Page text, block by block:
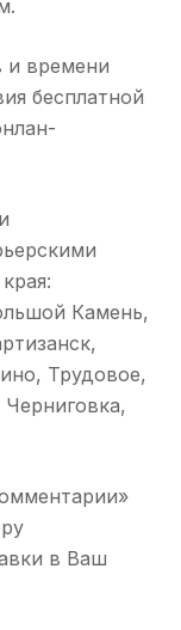
и времени
бесплатной
Камень,
Трудовое,
в Ваш